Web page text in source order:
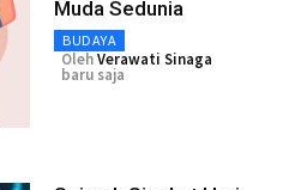
Muda Sedunia
BUDAYA
OlehVerawati Sinaga
baru saja